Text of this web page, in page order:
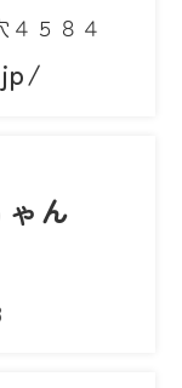
５８４
ん